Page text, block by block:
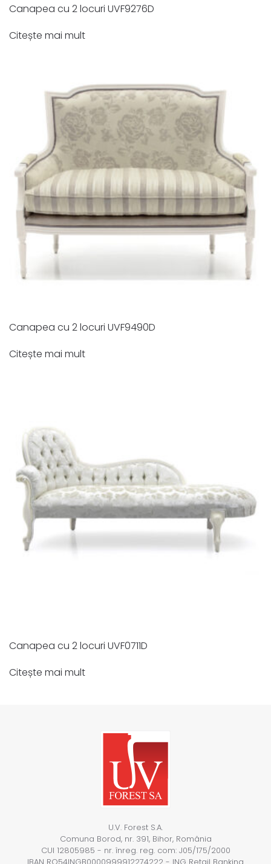
Canapea cu 2 locuri UVF9276D
Citește mai mult
Canapea cu 2 locuri UVF9490D
Citește mai mult
Canapea cu 2 locuri UVF0711D
Citește mai mult
U.V. Forest S.A.
Comuna Borod, nr. 391, Bihor, România
CUI 12805985 - nr. înreg. reg. com: J05/175/2000